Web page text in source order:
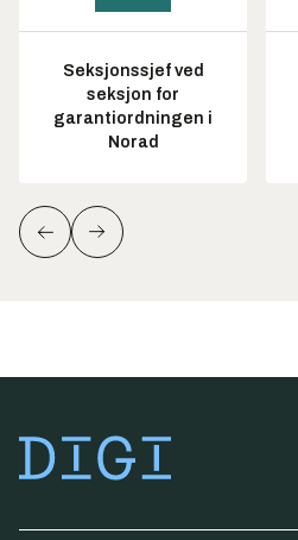
Seksjonssjef ved
seksjon for
garantiordningen i
Norad